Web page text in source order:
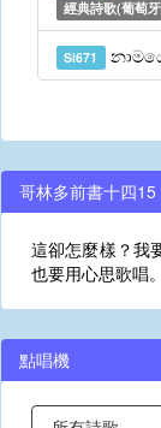
經典詩歌(葡萄
Si671
哥林多前書十四15
這卻怎麼樣？我
也要用心思歌唱
點唱機